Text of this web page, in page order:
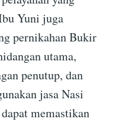
Yuni juga
pernikahan Bukir
utama,
penutup, dan
jasa Nasi
memastikan